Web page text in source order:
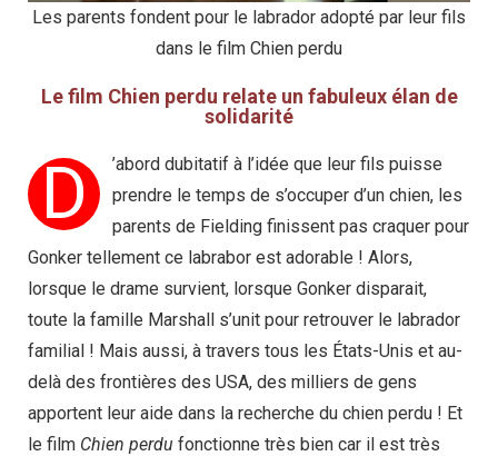
Les parents fondent pour le labrador adopté par leur fils
dans le film Chien perdu
Le film Chien perdu relate un fabuleux élan de
solidarité
D
’abord dubitatif à l’idée que leur fils puisse
prendre le temps de s’occuper d’un chien, les
parents de Fielding finissent pas craquer pour
Gonker tellement ce labrabor est adorable ! Alors,
lorsque le drame survient, lorsque Gonker disparait,
toute la famille Marshall s’unit pour retrouver le labrador
familial ! Mais aussi, à travers tous les États-Unis et au-
delà des frontières des USA, des milliers de gens
apportent leur aide dans la recherche du chien perdu ! Et
le film Chien perdu fonctionne très bien car il est très